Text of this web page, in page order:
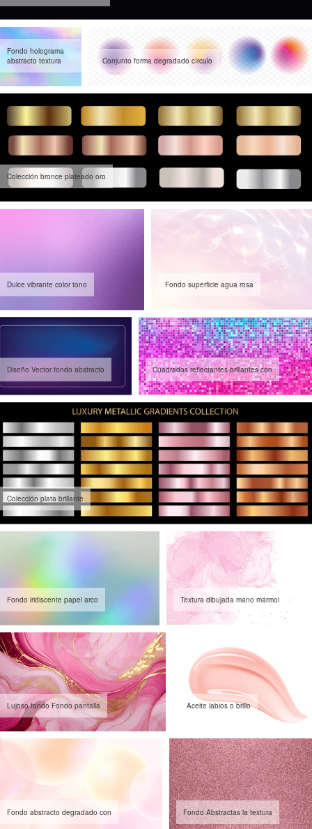
Fondo holograma
abstracto textura
Conjunto forma degradado círculo
Colección bronce plateado oro
Dulce vibrante color tono Fondo superficie agua rosa
Diseño Vector fondo abstracto Cuadrados reflectantes brillantes con
Colección plata brillante
Fondo iridiscente papel arco Textura dibujada mano mármol
Lujoso fondo Fondo pantalla Aceite labios o brillo
Fondo abstracto degradado con Fondo Abstractas la textura